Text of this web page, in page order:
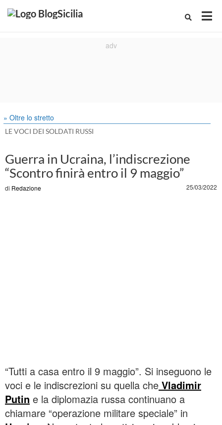
» Oltre lo stretto
LE VOCI DEI SOLDATI RUSSI
Guerra in Ucraina, l’indiscrezione
“Scontro finirà entro il 9 maggio”
di Redazione 25/03/2022
“Tutti a casa entro il 9 maggio”. Si inseguono le
voci e le indiscrezioni su quella che Vladimir
Putin e la diplomazia russa continuano a
chiamare “operazione militare speciale” in